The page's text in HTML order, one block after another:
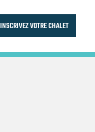
INSCRIVEZ VOTRE CHALET